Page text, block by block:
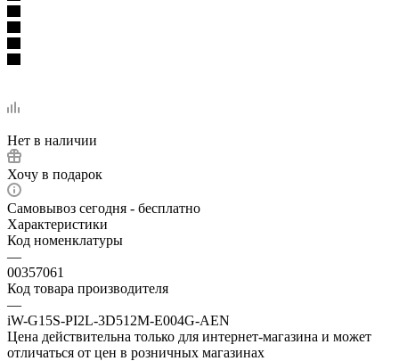
Нет в наличии
Хочу в подарок
Самовывоз сегодня - бесплатно
Характеристики
Код номенклатуры
—
00357061
Код товара производителя
—
iW-G15S-PI2L-3D512M-E004G-AEN
Цена действительна только для интернет-магазина и может
отличаться от цен в розничных магазинах